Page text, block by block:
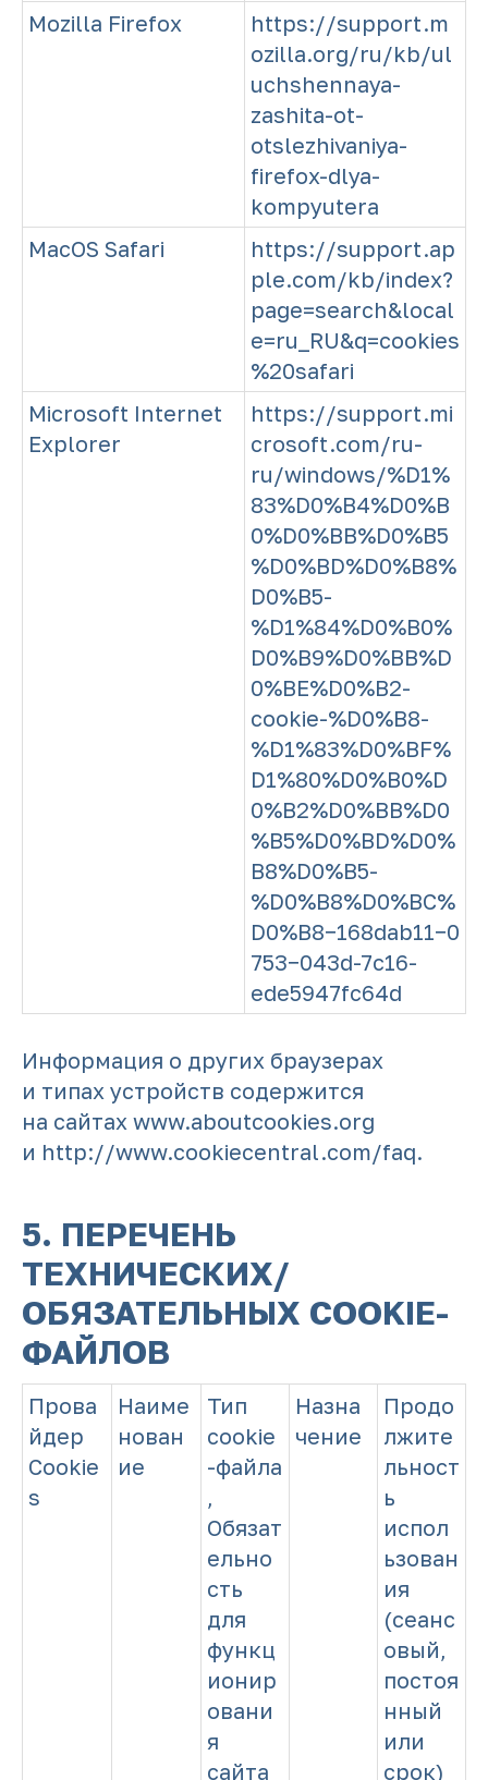
Mozilla Firefox
https://support.m
ozilla.org/ru/kb/ul
uchshennaya-
zashita-ot-
otslezhivaniya-
firefox-dlya-
kompyutera
MacOS Safari
https://support.ap
ple.com/kb/index?
page=search&local
e=ru_RU&q=cookies
%20safari
Microsoft Internet
Explorer
https://support.mi
crosoft.com/ru-
ru/windows/%D1%
83%D0%B4%D0%B
0%D0%BB%D0%B5
%D0%BD%D0%B8%
D0%B5-
%D1%84%D0%B0%
D0%B9%D0%BB%D
0%BE%D0%B2-
cookie-%D0%B8-
%D1%83%D0%BF%
D1%80%D0%B0%D
0%B2%D0%BB%D0
%B5%D0%BD%D0%
B8%D0%B5-
%D0%B8%D0%BC%
D0%B8−168dab11−0
753−043d-7c16-
ede5947fc64d
Информация о других браузерах
и типах устройств содержится
на сайтах www.aboutcookies.org
и http://www.cookiecentral.com/faq.
5. ПЕРЕЧЕНЬ
ТЕХНИЧЕСКИХ/
ОБЯЗАТЕЛЬНЫХ COOKIE-
ФАЙЛОВ
Прова
йдер
Cookie
s
Наиме
нован
ие
Тип
cookie
-файла
,
Обязат
ельно
сть
для
функц
ионир
овани
я
сайта
Назна
чение
Продо
лжите
льност
ь
испол
ьзован
ия
(сеанс
овый,
постоя
нный
или
срок)